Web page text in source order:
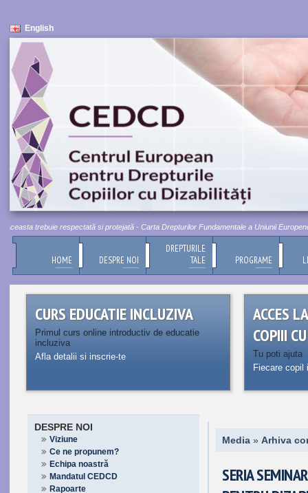
English
trebuie respectată si protejată - Carta Drepturilor Fundamentale a Uniunii
HOME DESPRE NOI
DREPTURILE
TALE
PROGRAME
CURS EDUCATIE INCLUZIVA
Primul curs online introductiv de educatie
incluziva
Afla detalii si inscrie-te
ACCES
COPIII
Tu poti ajuta
Fiecare
DESPRE NOI
Viziune
Ce ne propunem?
Echipa noastră
Mandatul CEDCD
Rapoarte
Media » Arhiva
SERIA